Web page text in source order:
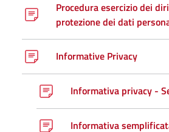
Procedura esercizio dei
protezione dei dati
Informative Privacy
Informativa privacy -
Informativa